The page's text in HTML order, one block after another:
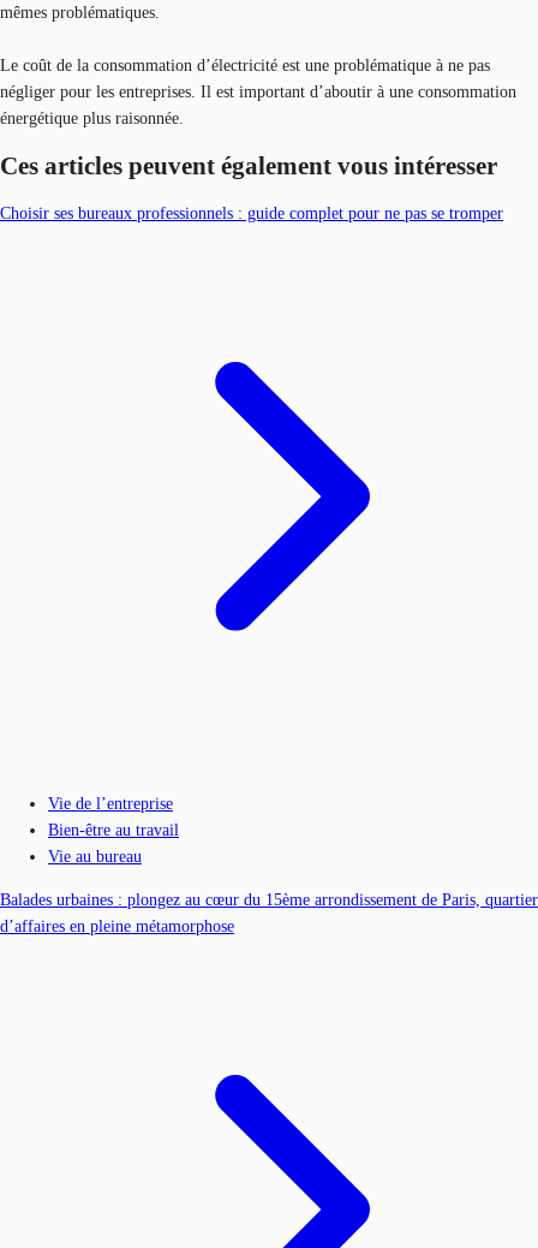
mêmes problématiques.
Le coût de la consommation d’électricité est une problématique à ne pas
négliger pour les entreprises. Il est important d’aboutir à une consommation
énergétique plus raisonnée.
Ces articles peuvent également vous intéresser
Choisir ses bureaux professionnels : guide complet pour ne pas se tromper
Vie de l’entreprise
Bien-être au travail
Vie au bureau
Balades urbaines : plongez au cœur du 15ème arrondissement de Paris, quartier
d’affaires en pleine métamorphose